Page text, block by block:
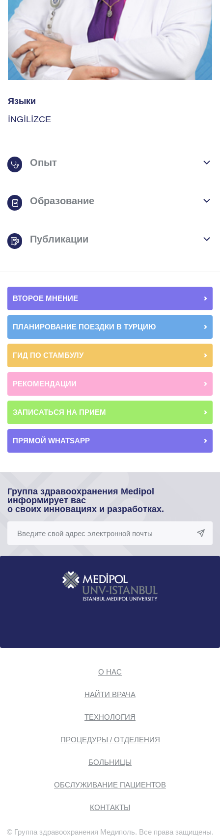
Языки
İNGİLİZCE
Опыт
Образование
Публикации
ВТОРОЕ МНЕНИЕ
ПЛАНИРОВАНИЕ ПОЕЗДКИ В ТУРЦИЮ
ГИД ПО СТАМБУЛУ
РЕКОМЕНДАЦИИ
ЗАПИСАТЬСЯ НА ПРИЕМ
ПРЯМОЙ WHATSAPP
Группа здравоохранения Medipol
информирует вас
о своих инновациях и разработках.
О НАС
НАЙТИ ВРАЧА
ТЕХНОЛОГИЯ
ПРОЦЕДУРЫ / ОТДЕЛЕНИЯ
БОЛЬНИЦЫ
ОБСЛУЖИВАНИЕ ПАЦИЕНТОВ
КОНТАКТЫ
© Группа здравоохранения Медиполь. Все права защищены.